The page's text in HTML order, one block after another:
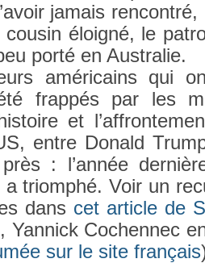
jamais
éloigné, le
porté en Australie.
américains qui
frappés par les
et
entre Donald
: l’année
a tri­omphé. Voir un
dans cet ar­ticle de
Yan­nick Co­chen­nec
sur le site français